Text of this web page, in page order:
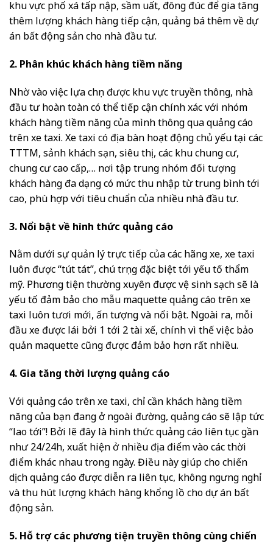
khu vực phố xá tấp nập, sầm uất, đông đúc để gia tăng
thêm lượng khách hàng tiếp cận, quảng bá thêm về dự
án bất động sản cho nhà đầu tư.
2. Phân khúc khách hàng tiềm năng
Nhờ vào việc lựa chọn được khu vực truyền thông, nhà
đầu tư hoàn toàn có thể tiếp cận chính xác với nhóm
khách hàng tiềm năng của mình thông qua quảng cáo
trên xe taxi. Xe taxi có địa bàn hoạt động chủ yếu tại các
TTTM, sảnh khách sạn, siêu thị, các khu chung cư,
chung cư cao cấp,… nơi tập trung nhóm đối tượng
khách hàng đa dạng có mức thu nhập từ trung bình tới
cao, phù hợp với tiêu chuẩn của nhiều nhà đầu tư.
3. Nổi bật về hình thức quảng cáo
Nằm dưới sự quản lý trực tiếp của các hãng xe, xe taxi
luôn được “tút tát”, chú trọng đặc biệt tới yếu tố thẩm
mỹ. Phương tiện thường xuyên được vệ sinh sạch sẽ là
yếu tố đảm bảo cho mẫu maquette quảng cáo trên xe
taxi luôn tươi mới, ấn tượng và nổi bật. Ngoài ra, mỗi
đầu xe được lái bởi 1 tới 2 tài xế, chính vì thế việc bảo
quản maquette cũng được đảm bảo hơn rất nhiều.
4. Gia tăng thời lượng quảng cáo
Với quảng cáo trên xe taxi, chỉ cần khách hàng tiềm
năng của bạn đang ở ngoài đường, quảng cáo sẽ lập tức
“lao tới”! Bởi lẽ đây là hình thức quảng cáo liên tục gần
như 24/24h, xuất hiện ở nhiều địa điểm vào các thời
điểm khác nhau trong ngày. Điều này giúp cho chiến
dịch quảng cáo được diễn ra liên tục, không ngưng nghỉ
và thu hút lượng khách hàng khổng lồ cho dự án bất
động sản.
5. Hỗ trợ các phương tiện truyền thông cùng chiến